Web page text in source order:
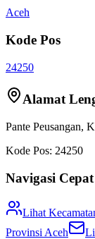
Aceh
Kode Pos
24250
Alamat
Pante Peusangan,
Kode Pos: 24250
Navigasi Cepat
Lihat
Provinsi Aceh